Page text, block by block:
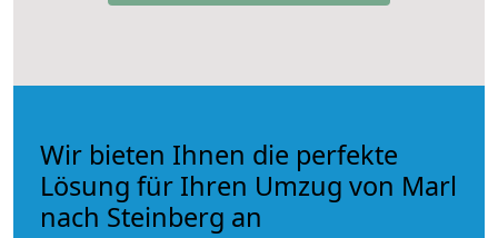
Wir bieten Ihnen die perfekte
Lösung für Ihren Umzug von Marl
nach Steinberg an